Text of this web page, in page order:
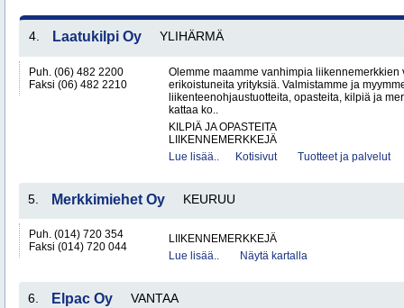
4. Laatukilpi Oy YLIHÄRMÄ
Puh. (06) 482 2200
Faksi (06) 482 2210
Olemme maamme vanhimpia liikennemerkkien
erikoistuneita yrityksiä. Valmistamme ja
liikenteenohjaustuotteita, opasteita, kilpiä ja
kattaa ko..
KILPIÄ JA OPASTEITA
LIIKENNEMERKKEJÄ
Lue lisää..
Kotisivut Tuotteet ja palvelut
5. Merkkimiehet Oy KEURUU
Puh. (014) 720 354
Faksi (014) 720 044
LIIKENNEMERKKEJÄ
Lue lisää..
Näytä kartalla
6. Elpac Oy VANTAA